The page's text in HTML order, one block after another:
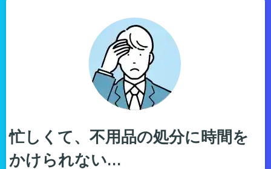
忙しくて、不用品の処分に時間を
かけられない…